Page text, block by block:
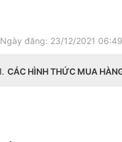
Ngày đăng: 23/12/2021
CÁC HÌNH THỨC MUA